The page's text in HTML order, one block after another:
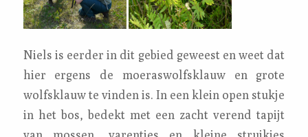
Niels is eerder in dit gebied geweest en weet dat
hier ergens de moeraswolfsklauw en grote
wolfsklauw te vinden is. In een klein open stukje
in het bos, bedekt met een zacht verend tapijt